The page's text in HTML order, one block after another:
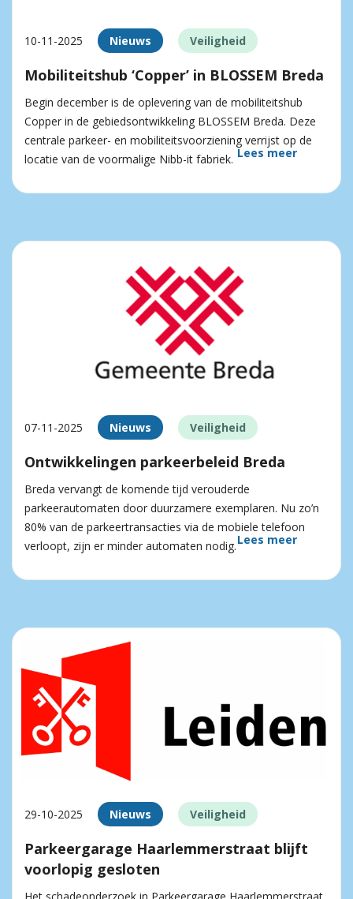
10-11-2025 Nieuws Veiligheid
Mobiliteitshub ‘Copper’ in BLOSSEM Breda
Begin december is de oplevering van de mobiliteitshub
Copper in de gebiedsontwikkeling BLOSSEM Breda. Deze
centrale parkeer- en mobiliteitsvoorziening verrijst op de
locatie van de voormalige Nibb-it fabriek. Lees meer
07-11-2025 Nieuws Veiligheid
Ontwikkelingen parkeerbeleid Breda
Breda vervangt de komende tijd verouderde
parkeerautomaten door duurzamere exemplaren. Nu zo’n
80% van de parkeertransacties via de mobiele telefoon
verloopt, zijn er minder automaten nodig.Lees meer
29-10-2025 Nieuws Veiligheid
Parkeergarage Haarlemmerstraat blijft
voorlopig gesloten